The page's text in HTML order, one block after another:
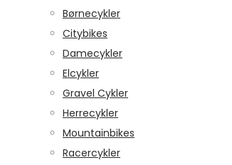
Børnecykler
Citybikes
Damecykler
Elcykler
Gravel Cykler
Herrecykler
Mountainbikes
Racercykler